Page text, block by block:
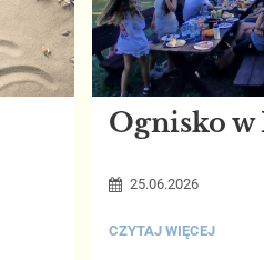
Ognisko
25.06.2026
OGNISKO
CZYTAJ WIĘCEJ